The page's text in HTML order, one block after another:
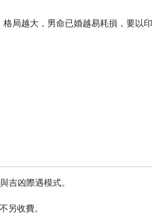
局越大，男命已婚越易耗損，要以印
吉凶際遇模式。
另收費。